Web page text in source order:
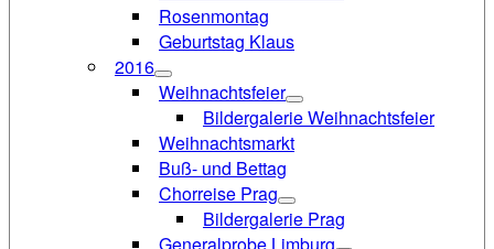
Rosenmontag
Geburtstag Klaus
2016
Weihnachtsfeier
Bildergalerie Weihnachtsfeier
Weihnachtsmarkt
Buß- und Bettag
Chorreise Prag
Bildergalerie Prag
Generalprobe Limburg